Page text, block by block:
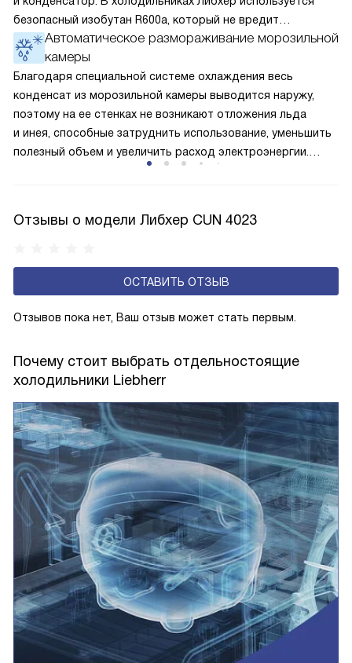
безопасный изобутан R600a, который не вредит
окружающей среде. Компрессор перегоняет его
по охладительному контуру по принципу насоса. Чем
лучше работает «мотор» прибора, тем качественнее
и быстрее происходит охлаждение, затрачивается
меньше электроэнергии.
Автоматическое размораживание морозильной
камеры
Благодаря специальной системе охлаждения весь
конденсат из морозильной камеры выводится наружу,
поэтому на ее стенках не возникают отложения льда
и инея, способные затруднить использование, уменьшить
полезный объем и увеличить расход электроэнергии.
Отзывы о модели Либхер CUN 4023
ОСТАВИТЬ ОТЗЫВ
Отзывов пока нет, Ваш отзыв может стать первым.
Почему стоит выбрать отдельностоящие
холодильники Liebherr